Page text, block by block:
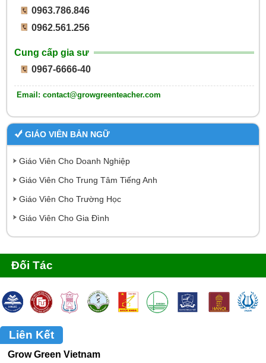
0963.786.846
0962.561.256
Cung cấp gia sư
0967-6666-40
Email: contact@growgreenteacher.com
GIÁO VIÊN BẢN NGỮ
Giáo Viên Cho Doanh Nghiệp
Giáo Viên Cho Trung Tâm Tiếng Anh
Giáo Viên Cho Trường Học
Giáo Viên Cho Gia Đình
Đối Tác
Liên Kết
Grow Green Vietnam